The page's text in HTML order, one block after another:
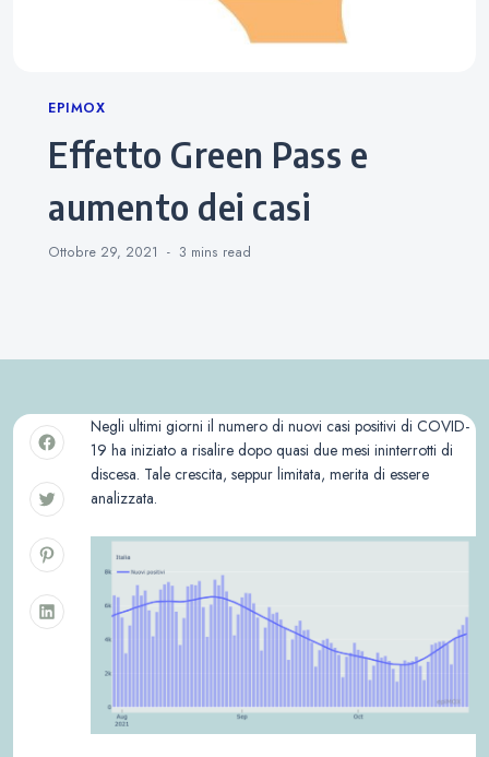
Categories
EPIMOX
Effetto Green Pass e
aumento dei casi
Ottobre 29, 2021 3 mins read
Negli ultimi giorni il numero di nuovi casi positivi di COVID-
19 ha iniziato a risalire dopo quasi due mesi ininterrotti di
discesa. Tale crescita, seppur limitata, merita di essere
analizzata.